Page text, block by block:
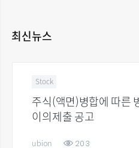
최신뉴스
Stock
주식(액면)병합에 따른
이의제출 공고
ubion 203